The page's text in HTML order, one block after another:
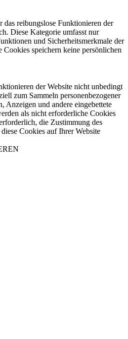
reibungslose Funktionieren der
Diese Kategorie umfasst nur
und Sicherheitsmerkmale der
Cookies speichern keine persönlichen
der Website nicht unbedingt
zum Sammeln personenbezogener
Anzeigen und andere eingebettete
als nicht erforderliche Cookies
die Zustimmung des
Cookies auf Ihrer Website